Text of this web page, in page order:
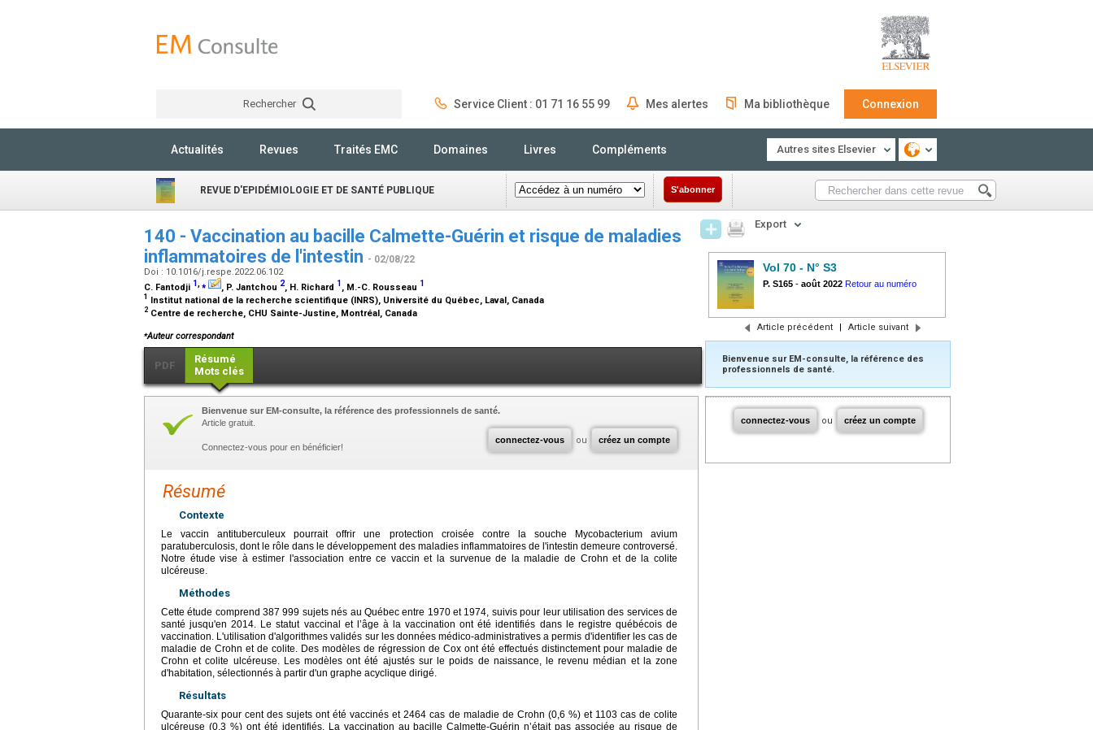
Rechercher Service Client : 01 71 16 55 99 Mes alertes Ma bibliothèque Connexion
Actualités Revues Traités EMC Domaines Livres Compléments Autres sites Elsevier
REVUE D'EPIDÉMIOLOGIE ET DE SANTÉ PUBLIQUE S'abonner
140 - Vaccination au bacille Calmette-Guérin et risque de maladies
inflammatoires de l'intestin - 02/08/22
Doi : 10.1016/j.respe.2022.06.102
C. Fantodji 1,⁎ , P. Jantchou 2, H. Richard 1 , M.-C. Rousseau 1
1 Institut national de la recherche scientifique (INRS), Université du Québec, Laval, Canada
2 Centre de recherche, CHU Sainte-Justine, Montréal, Canada
⁎Auteur correspondant
PDF
Résumé
Mots clés
connectez-vous ou créez un compte
Bienvenue sur EM-consulte, la référence des professionnels de santé.
Article gratuit.
Connectez-vous pour en bénéficier!
Résumé
Contexte
Le vaccin antituberculeux pourrait offrir une protection croisée contre la souche Mycobacterium avium
paratuberculosis, dont le rôle dans le développement des maladies inflammatoires de l'intestin demeure controversé.
Notre étude vise à estimer l'association entre ce vaccin et la survenue de la maladie de Crohn et de la colite
ulcéreuse.
Méthodes
Cette étude comprend 387 999 sujets nés au Québec entre 1970 et 1974, suivis pour leur utilisation des services de
santé jusqu'en 2014. Le statut vaccinal et l’âge à la vaccination ont été identifiés dans le registre québécois de
vaccination. L'utilisation d'algorithmes validés sur les données médico-administratives a permis d'identifier les cas de
maladie de Crohn et de colite. Des modèles de régression de Cox ont été effectués distinctement pour maladie de
Crohn et colite ulcéreuse. Les modèles ont été ajustés sur le poids de naissance, le revenu médian et la zone
d'habitation, sélectionnés à partir d'un graphe acyclique dirigé.
Résultats
Quarante-six pour cent des sujets ont été vaccinés et 2464 cas de maladie de Crohn (0,6 %) et 1103 cas de colite
ulcéreuse (0,3 %) ont été identifiés. La vaccination au bacille Calmette-Guérin n’était pas associée au risque de
Export
Vol 70 - N° S3
P. S165 - août 2022 Retour au numéro
Article précédent | Article suivant
Bienvenue sur EM-consulte, la référence des
professionnels de santé.
connectez-vous ou créez un compte